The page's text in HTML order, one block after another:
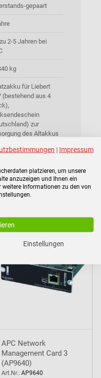
gepaart
2-5 Jahren bei
kg
für Liebert
(bestehend aus 4
zur
des Altakkus
APC Network
Management Card 3
(AP9640)
Art.Nr.: AP9640
| Impressum
platzieren, um unsere
anzuzeigen und Ihnen ein
weitere Informationen zu den von
Einstellungen